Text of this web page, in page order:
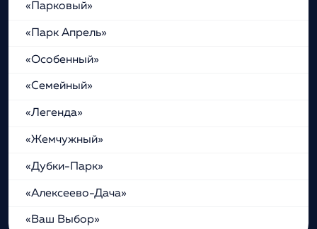
«Парковый»
«Парк Апрель»
«Особенный»
«Семейный»
«Легенда»
«Жемчужный»
«Дубки-Парк»
«Алексеево-Дача»
«Ваш Выбор»